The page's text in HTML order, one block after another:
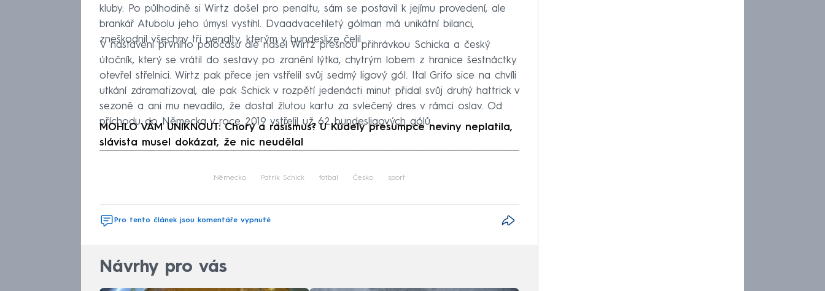
kluby. Po půlhodině si Wirtz došel pro penaltu, sám se postavil k jejímu provedení, ale
brankář Atubolu jeho úmysl vystihl. Dvaadvacetiletý gólman má unikátní bilanci,
zneškodnil všechny tři penalty, kterým v bundeslize čelil.
V nastavení prvního poločasu ale našel Wirtz přesnou přihrávkou Schicka a český
útočník, který se vrátil do sestavy po zranění lýtka, chytrým lobem z hranice šestnáctky
otevřel střelnici. Wirtz pak přece jen vstřelil svůj sedmý ligový gól. Ital Grifo sice na chvíli
utkání zdramatizoval, ale pak Schick v rozpětí jedenácti minut přidal svůj druhý hattrick v
sezoně a ani mu nevadilo, že dostal žlutou kartu za svlečený dres v rámci oslav. Od
příchodu do Německa v roce 2019 vstřelil už 62 bundesligových gólů.
MOHLO VÁM UNIKNOUT: Chorý a rasismus? U Kúdely presumpce neviny neplatila,
slávista musel dokázat, že nic neudělal
Německo Patrik Schick fotbal Česko sport
Pro tento článek jsou komentáře vypnuté
Návrhy pro vás